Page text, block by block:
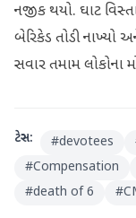
નજીક થયો. ઘાટ
બેરિકેડ તોડી નાખ્યો
સવાર તમામ લોકોના
ટેગ્સ: #devotees
#Compensation
#death of 6 #